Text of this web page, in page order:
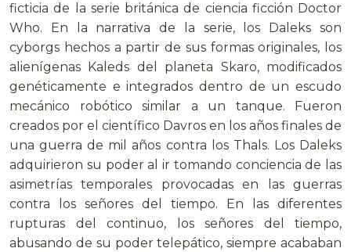
ficticia de la serie británica de ciencia ficción Doctor
Who. En la narrativa de la serie, los Daleks son
cyborgs hechos a partir de sus formas originales, los
alienígenas Kaleds del planeta Skaro, modificados
genéticamente e integrados dentro de un escudo
mecánico robótico similar a un tanque. Fueron
creados por el científico Davros en los años finales de
una guerra de mil años contra los Thals. Los Daleks
adquirieron su poder al ir tomando conciencia de las
asimetrías temporales provocadas en las guerras
contra los señores del tiempo. En las diferentes
rupturas del continuo, los señores del tiempo,
abusando de su poder telepático, siempre acababan